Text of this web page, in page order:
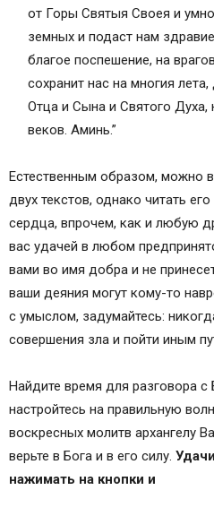
от Горы Святыя Своея и
земных и подаст нам
благое поспешение, на
сохранит нас на многия
Отца и Сына и Святого Духа,
веков. Аминь.”
Естественным образом, можно
двух текстов, однако читать
сердца, впрочем, как и любую
вас удачей в любом
вами во имя добра и не
ваши деяния могут кому-то
с умыслом, задумайтесь:
совершения зла и пойти иным
Найдите время для разговора с
настройтесь на правильную
воскресных молитв архангелу
верьте в Бога и в его силу.
нажимать на кнопки и